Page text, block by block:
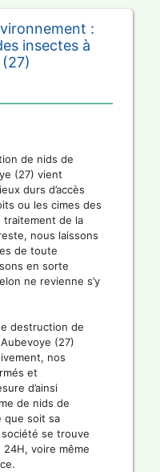
:
insectes à
de nids de
(27) vient
durs d’accès
ou les cimes des
traitement de la
nous laissons
de toute
en sorte
ne revienne s’y
destruction de
(27)
nos
et
d’ainsi
de nids de
que soit sa
se trouve
voire même